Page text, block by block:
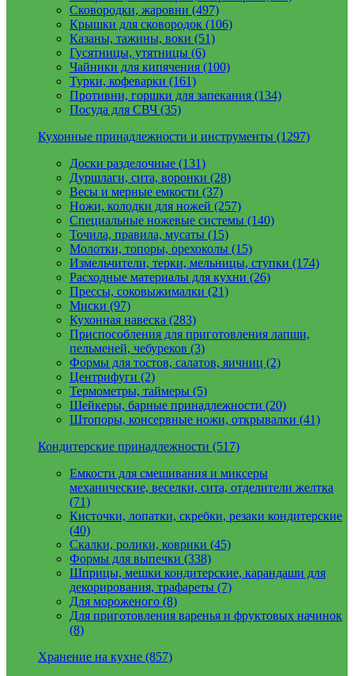
Сковородки, жаровни (497)
Крышки для сковородок (106)
Казаны, тажины, воки (51)
Гусятницы, утятницы (6)
Чайники для кипячения (100)
Турки, кофеварки (161)
Противни, горшки для запекания (134)
Посуда для СВЧ (35)
Кухонные принадлежности и инструменты (1297)
Доски разделочные (131)
Дуршлаги, сита, воронки (28)
Весы и мерные емкости (37)
Ножи, колодки для ножей (257)
Специальные ножевые системы (140)
Точила, правила, мусаты (15)
Молотки, топоры, орехоколы (15)
Измельчители, терки, мельницы, ступки (174)
Расходные материалы для кухни (26)
Прессы, соковыжималки (21)
Миски (97)
Кухонная навеска (283)
Приспособления для приготовления лапши,
пельменей, чебуреков (3)
Формы для тостов, салатов, яичниц (2)
Центрифуги (2)
Термометры, таймеры (5)
Шейкеры, барные принадлежности (20)
Штопоры, консервные ножи, открывалки (41)
Кондитерские принадлежности (517)
Емкости для смешивания и миксеры
механические, веселки, сита, отделители желтка
(71)
Кисточки, лопатки, скребки, резаки кондитерские
(40)
Скалки, ролики, коврики (45)
Формы для выпечки (338)
Шприцы, мешки кондитерские, карандаши для
декорирования, трафареты (7)
Для мороженого (8)
Для приготовления варенья и фруктовых начинок
(8)
Хранение на кухне (857)